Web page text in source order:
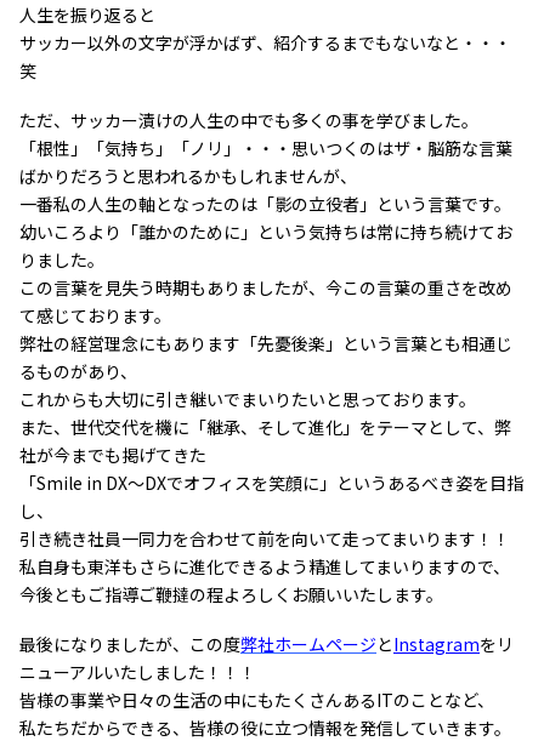
人生を振り返ると
サッカー以外の文字が浮かばず、紹介するまでもないなと・・・
笑
ただ、サッカー漬けの人生の中でも多くの事を学びました。
「根性」「気持ち」「ノリ」・・・思いつくのはザ・脳筋な言葉
ばかりだろうと思われるかもしれませんが、
一番私の人生の軸となったのは「影の立役者」という言葉です。
幼いころより「誰かのために」という気持ちは常に持ち続けてお
りました。
この言葉を見失う時期もありましたが、今この言葉の重さを改め
て感じております。
弊社の経営理念にもあります「先憂後楽」という言葉とも相通じ
るものがあり、
これからも大切に引き継いでまいりたいと思っております。
また、世代交代を機に「継承、そして進化」をテーマとして、弊
社が今までも掲げてきた
「Smile in DX～DXでオフィスを笑顔に」というあるべき姿を目指
し、
引き続き社員一同力を合わせて前を向いて走ってまいります！！
私自身も東洋もさらに進化できるよう精進してまいりますので、
今後ともご指導ご鞭撻の程よろしくお願いいたします。
最後になりましたが、この度弊社ホームページとInstagramをリ
ニューアルいたしました！！！
皆様の事業や日々の生活の中にもたくさんあるITのことなど、
私たちだからできる、皆様の役に立つ情報を発信していきます。